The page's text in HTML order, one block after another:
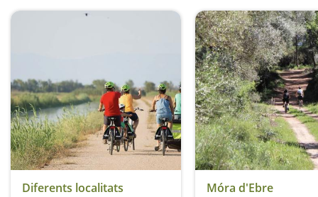
Diferents localitats
Móra d'Ebre